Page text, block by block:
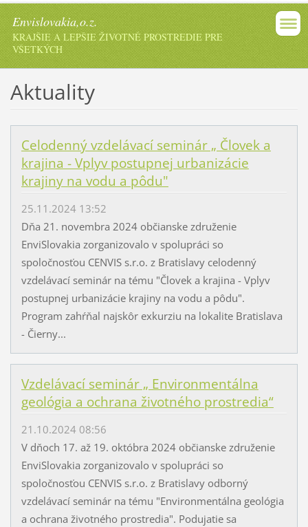
Envislovakia,o.z.
KRAJŠIE A LEPŠIE ŽIVOTNÉ PROSTREDIE PRE
VŠETKÝCH
Aktuality
Celodenný vzdelávací seminár „ Človek a
krajina - Vplyv postupnej urbanizácie
krajiny na vodu a pôdu"
25.11.2024 13:52
Dňa 21. novembra 2024 občianske združenie
EnviSlovakia zorganizovalo v spolupráci so
spoločnosťou CENVIS s.r.o. z Bratislavy celodenný
vzdelávací seminár na tému "Človek a krajina - Vplyv
postupnej urbanizácie krajiny na vodu a pôdu".
Program zahŕňal najskôr exkurziu na lokalite Bratislava
- Čierny...
Vzdelávací seminár „ Environmentálna
geológia a ochrana životného prostredia“
21.10.2024 08:56
V dňoch 17. až 19. októbra 2024 občianske združenie
EnviSlovakia zorganizovalo v spolupráci so
spoločnosťou CENVIS s.r.o. z Bratislavy odborný
vzdelávací seminár na tému "Environmentálna geológia
a ochrana životného prostredia". Podujatie sa